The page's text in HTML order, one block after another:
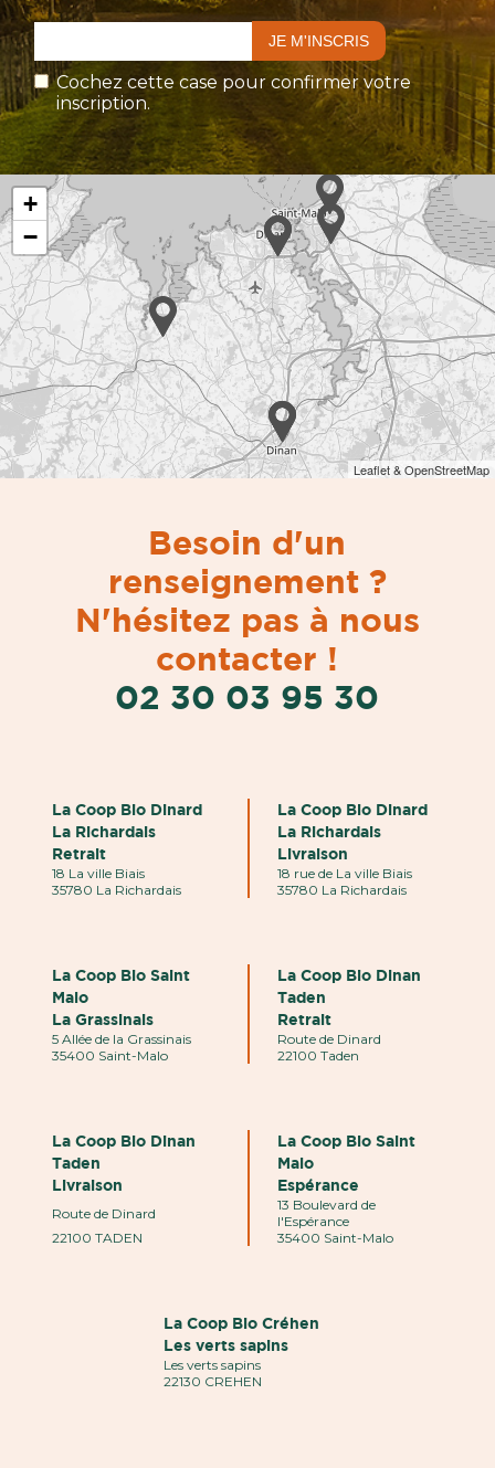
Cochez cette case pour confirmer votre
inscription.
Besoin d'un
renseignement ?
N'hésitez pas à nous
contacter !
02 30 03 95 30
La Coop Bio Dinard
La Richardais
Retrait
18 La ville Biais
35780 La Richardais
La Coop Bio Dinard
La Richardais
Livraison
18 rue de La ville Biais
35780 La Richardais
La Coop Bio Saint
Malo
La Grassinais
5 Allée de la Grassinais
35400 Saint-Malo
La Coop Bio Dinan
Taden
Retrait
Route de Dinard
22100 Taden
La Coop Bio Dinan
Taden
Livraison
Route de Dinard
22100 TADEN
La Coop Bio Saint
Malo
Espérance
13 Boulevard de
l'Espérance
35400 Saint-Malo
La Coop Bio Créhen
Les verts sapins
Les verts sapins
22130 CREHEN
+
−
Leaflet & OpenStreetMap